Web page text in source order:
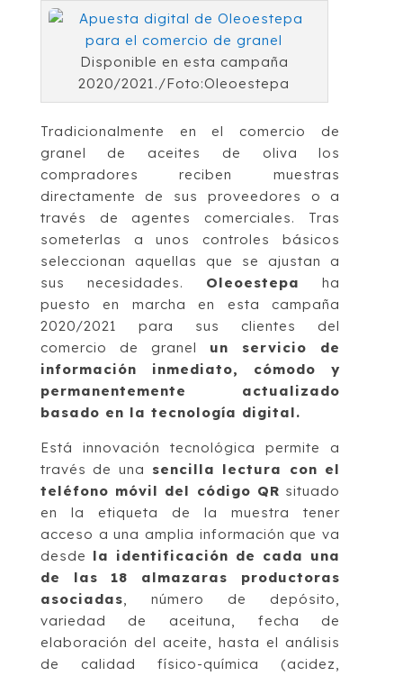
Disponible en esta campaña
2020/2021./Foto:Oleoestepa
Tradicionalmente en el comercio de
granel de aceites de oliva los
compradores reciben muestras
directamente de sus proveedores o a
través de agentes comerciales. Tras
someterlas a unos controles básicos
seleccionan aquellas que se ajustan a
sus necesidades. Oleoestepa
ha
puesto en marcha en esta campaña
2020/2021 para sus clientes del
comercio de granel un servicio de
información inmediato, cómodo y
permanentemente actualizado
basado en la tecnología digital.
Está innovación tecnológica permite a
través de una sencilla lectura con el
teléfono móvil del código QR situado
en la etiqueta de la muestra tener
acceso a una amplia información que va
desde la identificación de cada una
de las 18 almazaras productoras
asociadas, número de depósito,
variedad de aceituna, fecha de
elaboración del aceite, hasta el análisis
de calidad físico-química (acidez,